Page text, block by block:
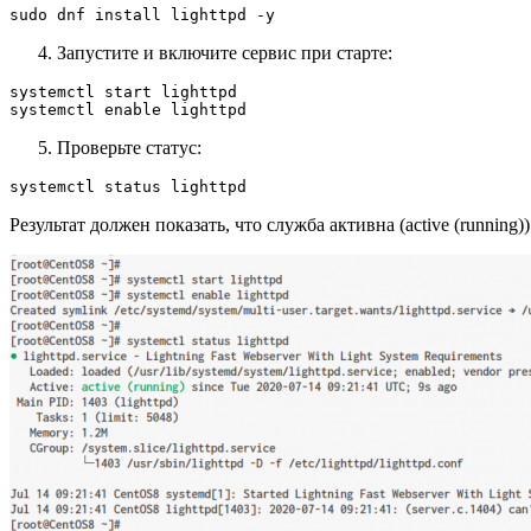
sudo dnf install lighttpd -y
Запустите и включите сервис при старте:
systemctl start lighttpd
systemctl enable lighttpd
Проверьте статус:
systemctl status lighttpd
Результат должен показать, что служба активна (active